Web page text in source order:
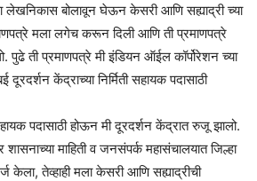
लेखनिकास बोलावून घेऊन केसरी आणि सह्याद्री च्या
मला लगेच करून दिली आणि ती प्रमाणपत्रे
ती प्रमाणपत्रे मी इंडियन ऑईल कॉर्पोरेशन च्या
केंद्राच्या निर्मिती सहायक पदासाठी
पदासाठी होऊन मी दूरदर्शन केंद्रात रुजू झालो.
शासनाच्या माहिती व जनसंपर्क महासंचालयात जिल्हा
केला, तेव्हाही मला केसरी आणि सह्याद्रीची